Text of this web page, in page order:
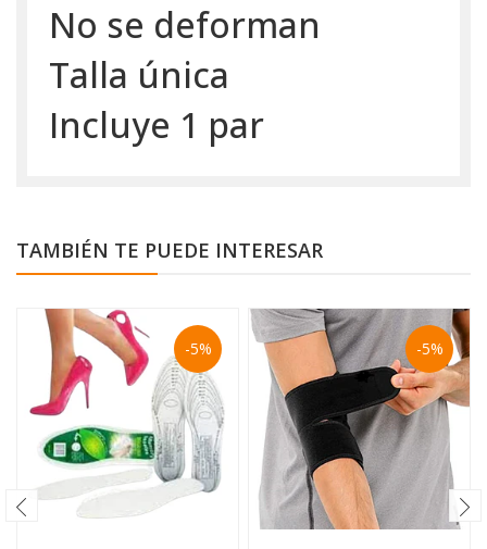
No se deforman
Talla única
Incluye 1 par
TAMBIÉN TE PUEDE INTERESAR
-5% -5%